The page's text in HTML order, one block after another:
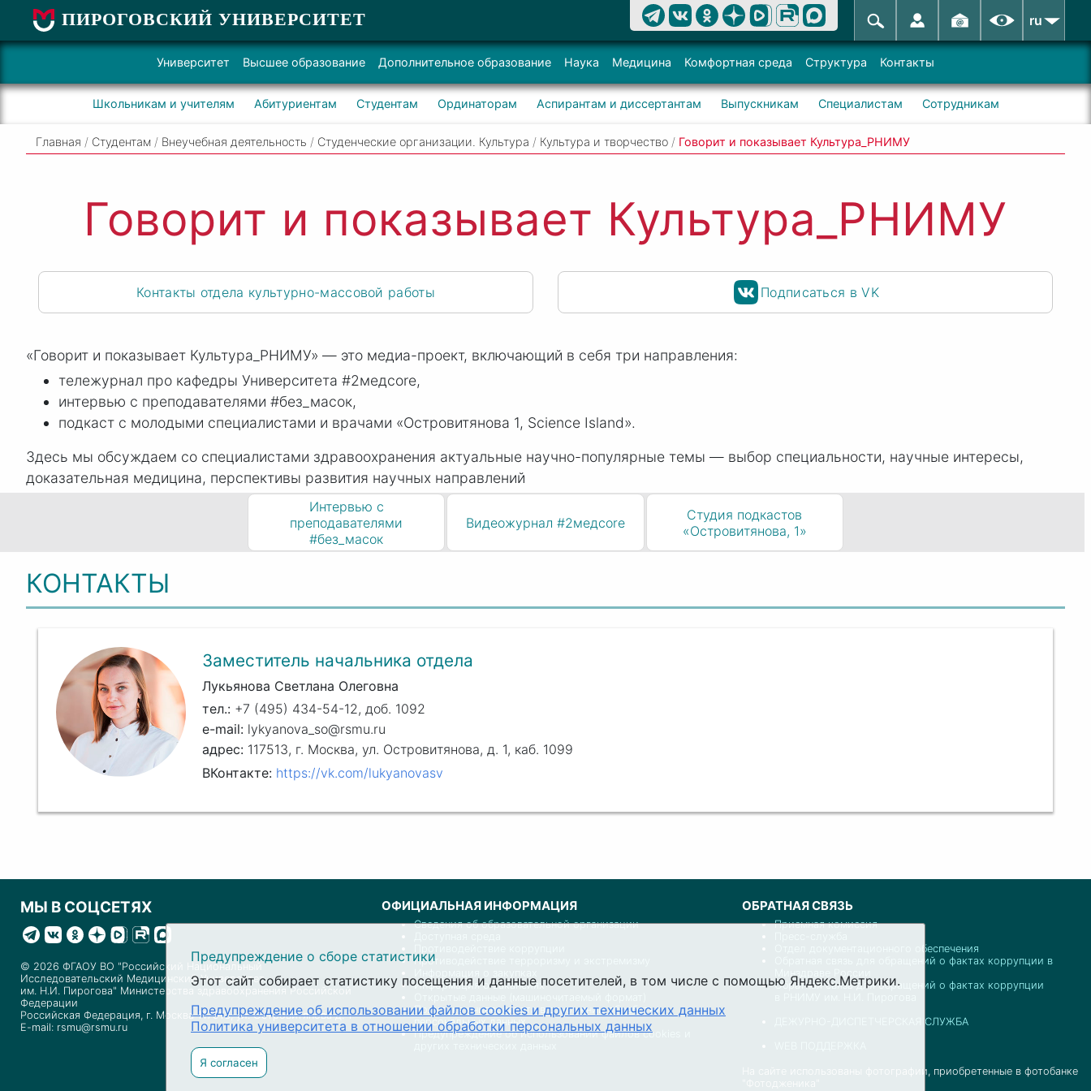
ПИРОГОВСКИЙ УНИВЕРСИТЕТ ru
Университет Высшее образование Дополнительное образование Наука Медицина Комфортная среда Структура Контакты
Школьникам и учителям Абитуриентам Студентам Ординаторам Аспирантам и диссертантам Выпускникам Специалистам Сотрудникам
Главная / Студентам / Внеучебная деятельность / Студенческие организации. Культура / Культура и творчество / Говорит и показывает Культура_РНИМУ
Говорит и показывает Культура_РНИМУ
Контакты отдела культурно-массовой работы Подписаться в VK
«Говорит и показывает Культура_РНИМУ» — это медиа-проект, включающий в себя три направления:
тележурнал про кафедры Университета #2медcore,
интервью с преподавателями #без_масок,
подкаст с молодыми специалистами и врачами «Островитянова 1, Science Island».
Здесь мы обсуждаем со специалистами здравоохранения актуальные научно-популярные темы — выбор специальности, научные интересы,
доказательная медицина, перспективы развития научных направлений
Интервью с
преподавателями
#без_масок
Видеожурнал #2медcore
Студия подкастов
«Островитянова, 1»
КОНТАКТЫ
Заместитель начальника отдела
Лукьянова Светлана Олеговна
+7 (495) 434-54-12, доб. 1092
lykyanova_so@rsmu.ru
117513, г. Москва, ул. Островитянова, д. 1, каб. 1099
ВКонтакте: https://vk.com/lukyanovasv
МЫ В СОЦСЕТЯХ
© 2026 ФГАОУ ВО "Российский Национальный
Исследовательский Медицинский Университет
им. Н.И. Пирогова" Министерства здравоохранения Российской
Федерации
Российская Федерация, г. Москва 117513, ул. Островитянова д. 1
E-mail: rsmu@rsmu.ru
ОФИЦИАЛЬНАЯ ИНФОРМАЦИЯ
Сведения об образовательной организации
Противодействие терроризму и экстремизму
Информация о вакансиях
Политика университета в отношении обработки
персональных данных
Предупреждение об использовании файлов cookies и
ОБРАТНАЯ СВЯЗЬ
Приемная комиссия
Отдел документационного обеспечения
Обратная связь для обращений о фактах коррупции в
Минздраве России
Обратная связь для обращений о фактах коррупции
ДЕЖУРНО-ДИСПЕТЧЕРСКАЯ СЛУЖБА
На сайте использованы фотографии, приобретенные в фотобанке
"Фотодженика"
Предупреждение о сборе статистики
Этот сайт собирает статистику посещения и данные посетителей, в том числе с помощью Яндекс.Метрики.
Предупреждение об использовании файлов cookies и других технических данных
Политика университета в отношении обработки персональных данных
Я согласен